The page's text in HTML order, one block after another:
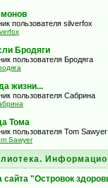
пользователя silverfox
Бродяги
пользователя Бродяга
жизни...
пользователя Сабрина
Тома
пользователя Tom Sawyer
Sawyer
сайта "Островок